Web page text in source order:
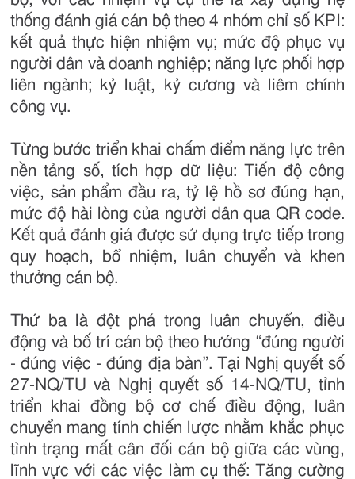
thống đánh giá cán bộ theo 4 nhóm chỉ số KPI:
kết quả thực hiện nhiệm vụ; mức độ phục vụ
người dân và doanh nghiệp; năng lực phối hợp
liên ngành; kỷ luật, kỷ cương và liêm chính
công vụ.
Từng bước triển khai chấm điểm năng lực trên
nền tảng số, tích hợp dữ liệu: Tiến độ công
việc, sản phẩm đầu ra, tỷ lệ hồ sơ đúng hạn,
mức độ hài lòng của người dân qua QR code.
Kết quả đánh giá được sử dụng trực tiếp trong
quy hoạch, bổ nhiệm, luân chuyển và khen
thưởng cán bộ.
Thứ ba là đột phá trong luân chuyển, điều
động và bố trí cán bộ theo hướng “đúng người
- đúng việc - đúng địa bàn”. Tại Nghị quyết số
27-NQ/TU và Nghị quyết số 14-NQ/TU, tỉnh
triển khai đồng bộ cơ chế điều động, luân
chuyển mang tính chiến lược nhằm khắc phục
tình trạng mất cân đối cán bộ giữa các vùng,
lĩnh vực với các việc làm cụ thể: Tăng cường